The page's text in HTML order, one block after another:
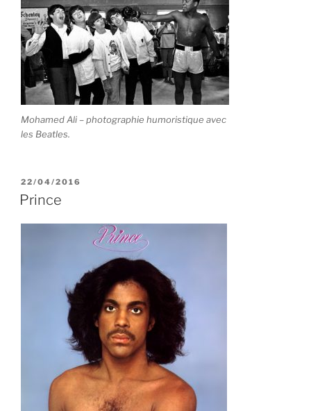
Mohamed Ali – photographie humoristique avec
les Beatles.
PUBLIÉ
LE
22/04/2016
Prince